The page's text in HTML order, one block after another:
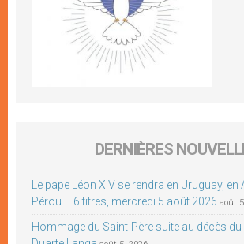
DERNIÈRES
Le pape Léon XIV se rendra en Uruguay, en
Pérou – 6 titres, mercredi 5 août 2026 août
Hommage du Saint-Père suite au décès